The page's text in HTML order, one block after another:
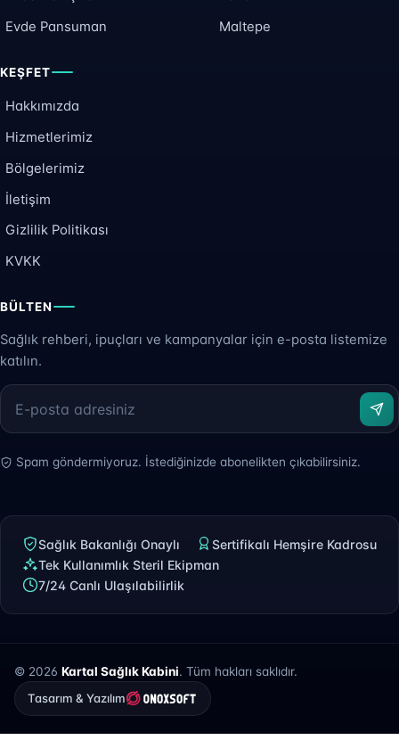
Evde Pansuman
Maltepe
KEŞFET
Hakkımızda
Hizmetlerimiz
Bölgelerimiz
İletişim
Gizlilik Politikası
KVKK
BÜLTEN
Sağlık rehberi, ipuçları ve kampanyalar için e-posta listemize
katılın.
Spam göndermiyoruz. İstediğinizde abonelikten çıkabilirsiniz.
Sağlık Bakanlığı Onaylı
Sertifikalı Hemşire Kadrosu
Tek Kullanımlık Steril Ekipman
7/24 Canlı Ulaşılabilirlik
© 2026 Kartal Sağlık Kabini. Tüm hakları saklıdır.
Tasarım & Yazılım